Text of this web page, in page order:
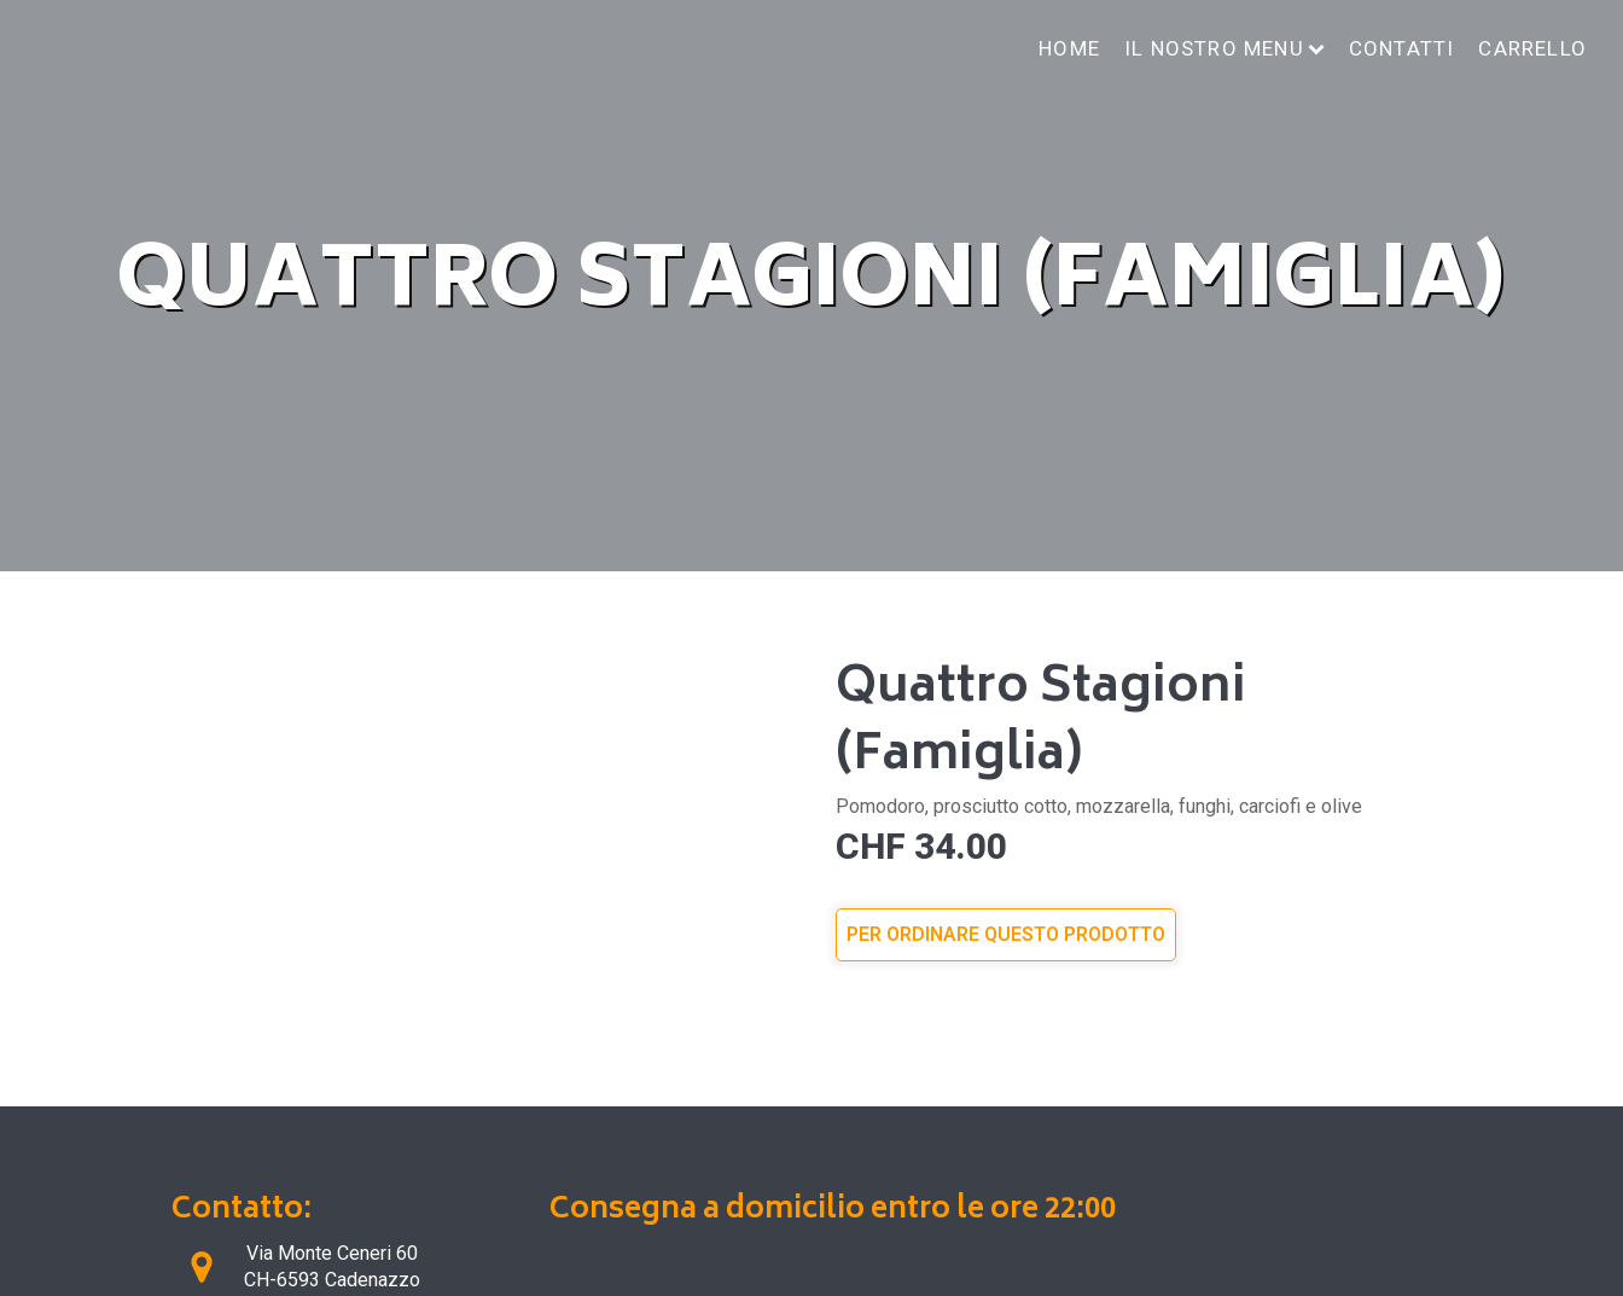
HOME IL NOSTRO MENU CONTATTI CARRELLO
QUATTRO STAGIONI (FAMIGLIA)
Quattro Stagioni
(Famiglia)
Pomodoro, prosciutto cotto, mozzarella, funghi, carciofi e olive
CHF 34.00
PER ORDINARE QUESTO PRODOTTO
Contatto:
Via Monte Ceneri 60
CH-6593 Cadenazzo
Consegna a domicilio entro le ore 22:00